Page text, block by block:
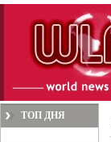
ТОП ДНЯ